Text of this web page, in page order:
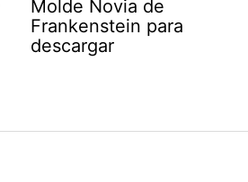
Molde Novia de
Frankenstein para
descargar